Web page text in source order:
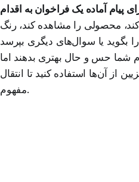
محصولی را مشاهده کند، رنگ
شما حس و حال بهتری بدهند اما
از آن‌ها استفاده کنید تا انتقال
مفهوم.